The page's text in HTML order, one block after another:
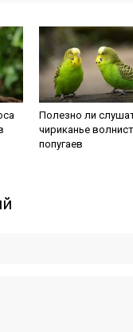
Полезно ли
чириканье
попугаев